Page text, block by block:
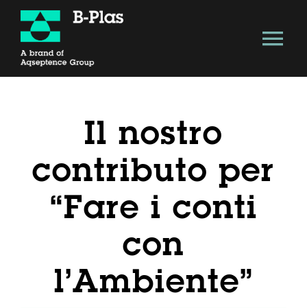
Salta
contenuto
Soluzione Tecnologica
Vantaggi
Economia circolare
Il nostro
contributo per
“Fare i conti
con
l’Ambiente”